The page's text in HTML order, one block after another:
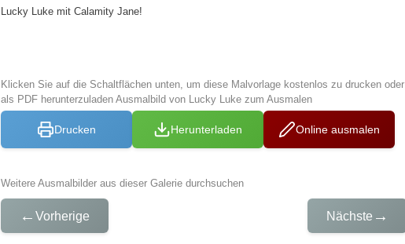
Lucky Luke mit Calamity Jane!
Klicken Sie auf die Schaltflächen unten, um diese Malvorlage kostenlos zu drucken oder
als PDF herunterzuladen Ausmalbild von Lucky Luke zum Ausmalen
Drucken Herunterladen Online ausmalen
Weitere Ausmalbilder aus dieser Galerie durchsuchen
← Vorherige Nächste →